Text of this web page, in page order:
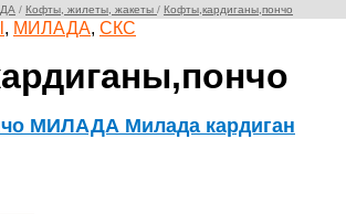
/ Кофты, жилеты, жакеты / Кофты,кардиганы,пончо
, МИЛАДА, СКС
МИЛАДА Милада кардиган